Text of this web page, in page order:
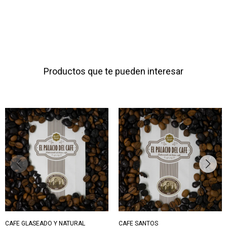
Productos que te pueden interesar
CAFE GLASEADO Y NATURAL CAFE SANTOS